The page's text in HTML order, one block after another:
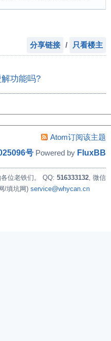
分享链接 / 只看楼主
功能吗?
Atom订阅该主题
号 Powered by FluxBB
位老铁们。 QQ: 516333132, 微信
/填坑网) service@whycan.cn